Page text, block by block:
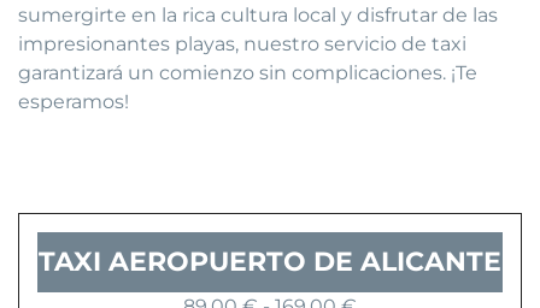
sumergirte en la rica cultura local y disfrutar de las
impresionantes playas, nuestro servicio de taxi
garantizará un comienzo sin complicaciones. ¡Te
esperamos!
TAXI AEROPUERTO DE ALICANTE